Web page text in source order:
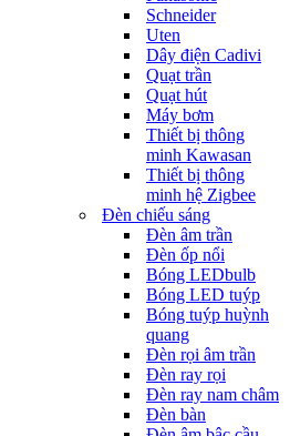
Schneider
Uten
Dây điện Cadivi
Quạt trần
Quạt hút
Máy bơm
Thiết bị thông
minh Kawasan
Thiết bị thông
minh hệ Zigbee
Đèn chiếu sáng
Đèn âm trần
Đèn ốp nổi
Bóng LEDbulb
Bóng LED tuýp
Bóng tuýp huỳnh
quang
Đèn rọi âm trần
Đèn ray rọi
Đèn ray nam châm
Đèn bàn